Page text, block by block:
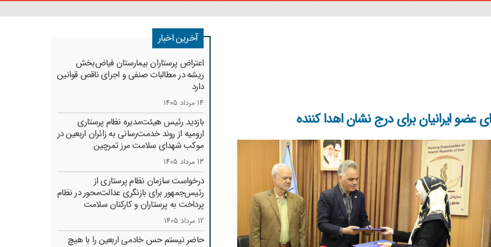
عضو ایرانیان برای درج نشان اهدا کننده
آخرین اخبار
اعتراض پرستاران بیمارستان فیاض‌بخش
ریشه در مطالبات صنفی و اجرای ناقص قوانین
دارد
14 مرداد 1405
بازدید رئیس هیئت‌مدیره نظام پرستاری
ارومیه از روند خدمت‌رسانی به زائران اربعین در
موکب شهدای سلامت مرز تمرچین
13 مرداد 1405
درخواست سازمان نظام پرستاری از
رئیس‌جمهور برای بازنگری عدالت‌محور در نظام
پرداخت به پرستاران و کارکنان سلامت
12 مرداد 1405
حاضر نیستم حس خادمی اربعین را با هیچ